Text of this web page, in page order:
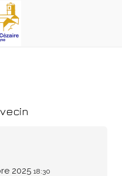
2025 18:30